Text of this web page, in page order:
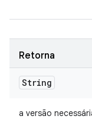
Retorna
String
a versão